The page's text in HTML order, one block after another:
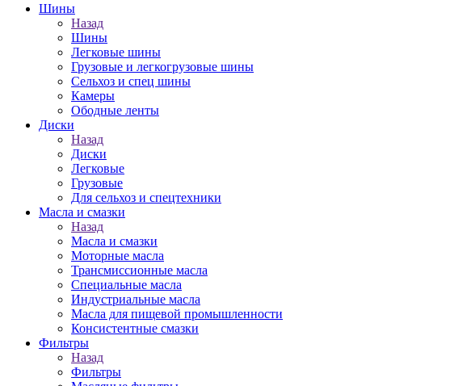
Шины
Назад
Шины
Легковые шины
Грузовые и легкогрузовые шины
Сельхоз и спец шины
Камеры
Ободные ленты
Диски
Назад
Диски
Легковые
Грузовые
Для сельхоз и спецтехники
Масла и смазки
Назад
Масла и смазки
Моторные масла
Трансмиссионные масла
Специальные масла
Индустриальные масла
Масла для пищевой промышленности
Консистентные смазки
Фильтры
Назад
Фильтры